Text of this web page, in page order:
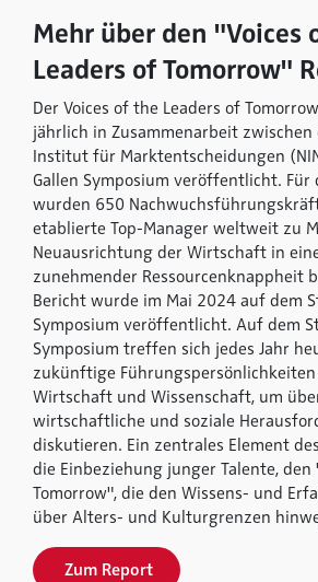
Mehr über den "Voices
Leaders of Tomorrow"
Der Voices of the Leaders of
jährlich in Zusammenarbeit
Institut für Marktentscheidungen
Gallen Symposium veröffentlicht.
wurden 650
etablierte Top-Manager weltweit zu
Neuausrichtung der Wirtschaft in
zunehmender Ressourcenknappheit
Bericht wurde im Mai 2024 auf dem
Symposium veröffentlicht. Auf dem
Symposium treffen sich jedes Jahr
zukünftige Führungspersönlichkeiten
Wirtschaft und Wissenschaft, um
wirtschaftliche und soziale
diskutieren. Ein zentrales Element
die Einbeziehung junger Talente, den
Tomorrow", die den Wissens- und
über Alters- und Kulturgrenzen
Zum Report